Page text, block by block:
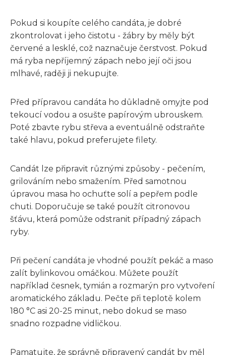
Pokud si koupíte celého candáta, je dobré
zkontrolovat i jeho čistotu - žábry by měly být
červené a lesklé, což naznačuje čerstvost. Pokud
má ryba nepříjemný zápach nebo její oči jsou
mlhavé, raději ji nekupujte.
Před přípravou candáta ho důkladně omyjte pod
tekoucí vodou a osušte papírovým ubrouskem.
Poté zbavte rybu střeva a eventuálně odstraňte
také hlavu, pokud preferujete filety.
Candát lze připravit různými způsoby - pečením,
grilováním nebo smažením. Před samotnou
úpravou masa ho ochuťte solí a pepřem podle
chuti. Doporučuje se také použít citronovou
šťávu, která pomůže odstranit případný zápach
ryby.
Při pečení candáta je vhodné použít pekáč a maso
zalít bylinkovou omáčkou. Můžete použít
například česnek, tymián a rozmarýn pro vytvoření
aromatického základu. Pečte při teplotě kolem
180 °C asi 20-25 minut, nebo dokud se maso
snadno rozpadne vidličkou.
Pamatujte, že správně připravený candát by měl